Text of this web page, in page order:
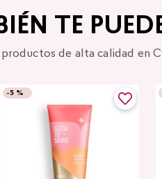
TE
productos de alta calidad en
-5 %